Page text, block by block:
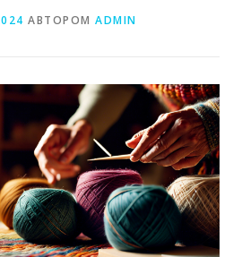
АВТОРОМ ADMIN